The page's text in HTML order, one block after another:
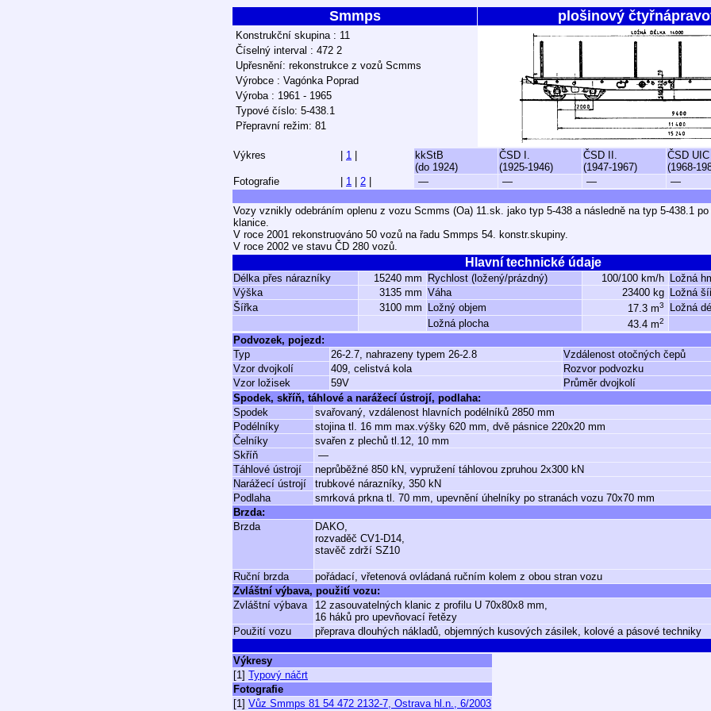
Smmps plošinový
Konstrukční skupina : 11
Číselný interval : 472 2
Upřesnění: rekonstrukce z vozů Scmms
Výrobce : Vagónka Poprad
Výroba : 1961 - 1965
Typové číslo: 5-438.1
Přepravní režim: 81
Výkres 1
kkStB
(do 1924)
ČSD I.
(1925-1946)
ČSD II.
(1947-1967)
ČSD UIC
(1968-
Fotografie
1 2 — — — —
Vozy vznikly odebráním oplenu z vozu Scmms (Oa) 11.sk. jako typ 5-438 a následně na typ 5-438.1
klanice.
V roce 2001 rekonstruováno 50 vozů na řadu Smmps 54. konstr.skupiny.
V roce 2002 ve stavu ČD 280 vozů.
Hlavní technické údaje
Délka přes nárazníky 15240 mm Rychlost (ložený/prázdný) 100/100 km/h Ložná
Výška
3135 mm Váha 23400 kg Ložná
Šířka
3100 mm Ložný objem 17.3 m3 Ložná
Ložná plocha
43.4 m2
Podvozek, pojezd:
Typ
26-2.7, nahrazeny typem 26-2.8 Vzdálenost otočných čepů
Vzor dvojkolí
409, celistvá kola Rozvor podvozku
Vzor ložisek
59V Průměr dvojkolí
Spodek, skříň, táhlové a narážecí ústrojí, podlaha:
Spodek
svařovaný, vzdálenost hlavních podélníků 2850 mm
Podélníky
stojina tl. 16 mm max.výšky 620 mm, dvě pásnice 220x20 mm
Čelníky
svařen z plechů tl.12, 10 mm
Skříň
—
Táhlové ústrojí
neprůběžné 850 kN, vypružení táhlovou zpruhou 2x300 kN
Narážecí ústrojí
trubkové nárazníky, 350 kN
Podlaha
smrková prkna tl. 70 mm, upevnění úhelníky po stranách vozu 70x70 mm
Brzda:
Brzda
DAKO,
rozvaděč CV1-D14,
stavěč zdrží SZ10
Ruční brzda
pořádací, vřetenová ovládaná ručním kolem z obou stran vozu
Zvláštní výbava, použití vozu:
Zvláštní výbava
12 zasouvatelných klanic z profilu U 70x80x8 mm,
16 háků pro upevňovací řetězy
Použití vozu
přeprava dlouhých nákladů, objemných kusových zásilek, kolové a pásové techniky
Výkresy
[1] Typový náčrt
Fotografie
[1] Vůz Smmps 81 54 472 2132-7, Ostrava hl.n., 6/2003